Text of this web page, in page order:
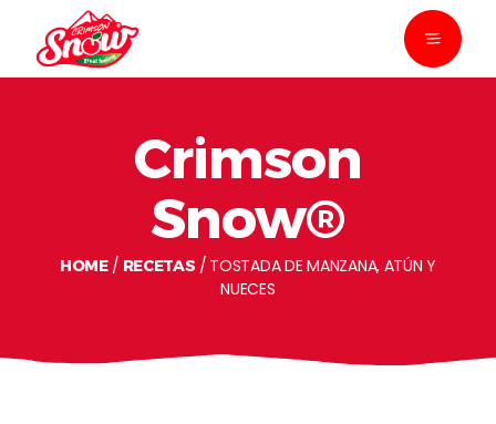
Crimson
Snow®
HOME RECETAS
TOSTADA DE MANZANA, ATÚN Y
NUECES